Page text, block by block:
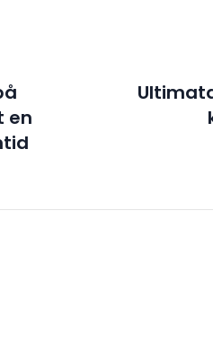
en